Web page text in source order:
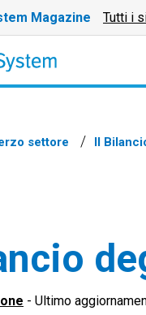
Magazine Tutti i
settore Il
- Ultimo